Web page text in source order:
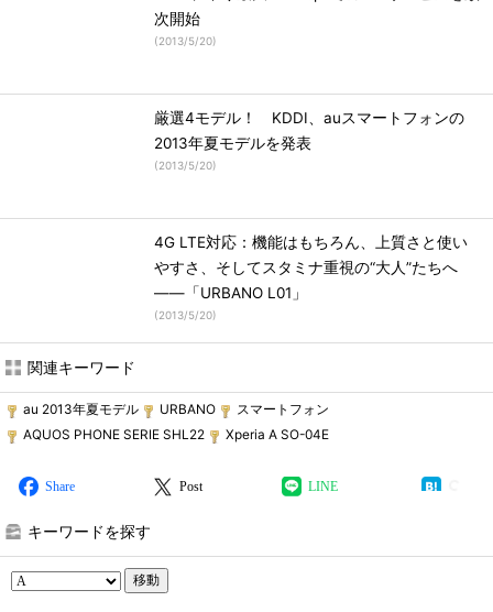
次開始
(2013/5/20)
厳選4モデル！ KDDI、auスマートフォンの
2013年夏モデルを発表
(2013/5/20)
4G LTE対応：機能はもちろん、上質さと使い
やすさ、そしてスタミナ重視の“大人”たちへ
――「URBANO L01」
(2013/5/20)
関連キーワード
au 2013年夏モデル URBANO
スマートフォン
AQUOS PHONE SERIE SHL22
Xperia A SO-04E
Share Post LINE
キーワードを探す
移動